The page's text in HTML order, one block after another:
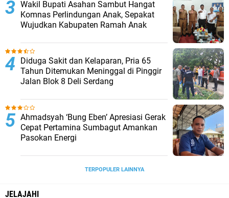
Wakil Bupati Asahan Sambut Hangat
Komnas Perlindungan Anak, Sepakat
Wujudkan Kabupaten Ramah Anak
Diduga Sakit dan Kelaparan, Pria 65
Tahun Ditemukan Meninggal di Pinggir
Jalan Blok 8 Deli Serdang
Ahmadsyah ‘Bung Eben’ Apresiasi Gerak
Cepat Pertamina Sumbagut Amankan
Pasokan Energi
TERPOPULER LAINNYA
JELAJAHI